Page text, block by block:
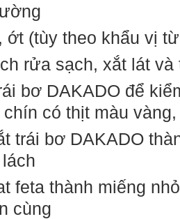
ớt (tùy theo khẩu vị
rửa sạch, xắt lát và
bơ DAKADO để
chín có thịt màu
trái bơ DAKADO
feta thành miếng
cùng